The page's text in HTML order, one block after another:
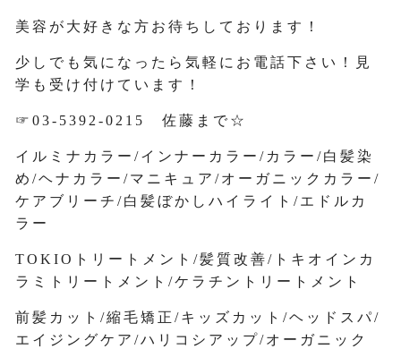
美容が大好きな方お待ちしております！
少しでも気になったら気軽にお電話下さい！見
学も受け付けています！
☞03-5392-0215 佐藤まで☆
イルミナカラー/インナーカラー/カラー/白髪染
め/ヘナカラー/マニキュア/オーガニックカラー/
ケアブリーチ/白髪ぼかしハイライト/エドルカ
ラー
TOKIOトリートメント/髪質改善/トキオインカ
ラミトリートメント/ケラチントリートメント
前髪カット/縮毛矯正/キッズカット/ヘッドスパ/
エイジングケア/ハリコシアップ/オーガニック